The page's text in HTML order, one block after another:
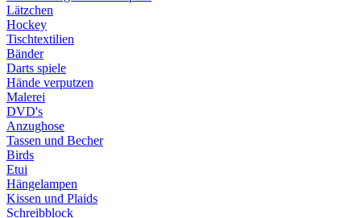
Lätzchen
Hockey
Tischtextilien
Bänder
Darts spiele
Hände verputzen
Malerei
DVD's
Anzughose
Tassen und Becher
Birds
Etui
Hängelampen
Kissen und Plaids
Schreibblock